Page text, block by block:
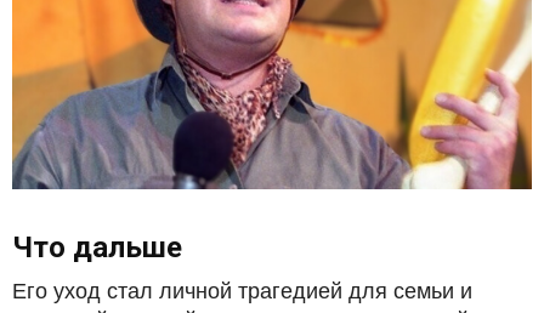
Что дальше
Его уход стал личной трагедией для семьи и